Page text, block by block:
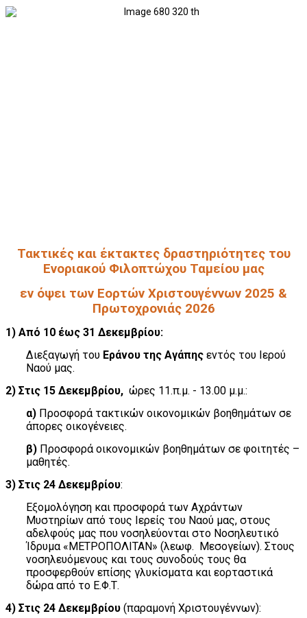
Τακτικές και έκτακτες δραστηριότητες του
Ενοριακού Φιλοπτώχου Ταμείου μας
εν όψει των Εορτών Χριστουγέννων 2025 &
Πρωτοχρονιάς 2026
1) Από 10 έως 31 Δεκεμβρίου:
Διεξαγωγή του Εράνου της Αγάπης εντός του Ιερού
Ναού μας.
2) Στις 15 Δεκεμβρίου, ώρες 11.π.μ. - 13.00 μ.μ.:
α) Προσφορά τακτικών οικονομικών βοηθημάτων σε
άπορες οικογένειες.
β) Προσφορά οικονομικών βοηθημάτων σε φοιτητές –
μαθητές.
3) Στις 24 Δεκεμβρίου:
Εξομολόγηση και προσφορά των Αχράντων
Μυστηρίων από τους Ιερείς του Ναού μας, στους
αδελφούς μας που νοσηλεύονται στο Νοσηλευτικό
Ίδρυμα «ΜΕΤΡΟΠΟΛΙΤΑΝ» (λεωφ. Μεσογείων). Στους
νοσηλευόμενους και τους συνοδούς τους θα
προσφερθούν επίσης γλυκίσματα και εορταστικά
δώρα από το Ε.Φ.Τ.
4) Στις 24 Δεκεμβρίου (παραμονή Χριστουγέννων):